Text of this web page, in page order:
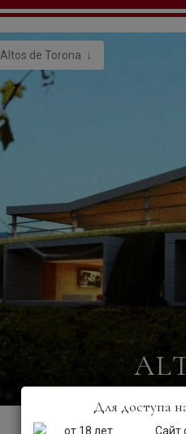
Altos de Torona
Для доступа
Сайт